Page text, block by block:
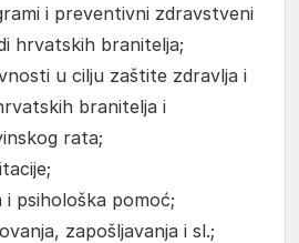
i preventivni zdravstveni
hrvatskih branitelja;
u cilju zaštite zdravlja i
branitelja i
rata;
i psihološka pomoć;
zapošljavanja i sl.;